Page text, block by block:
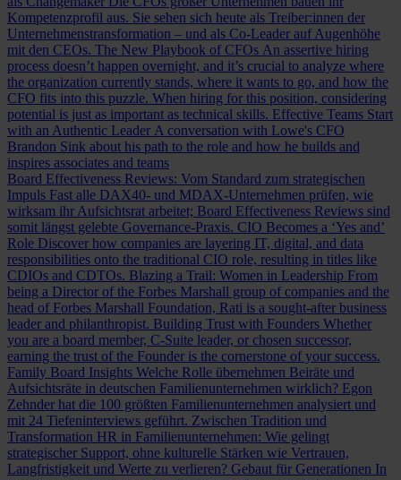
Kompetenzprofil aus. Sie sehen sich heute als Treiber:innen der
Unternehmenstransformation – und als Co-Leader auf Augenhöhe
mit den CEOs. The New Playbook of CFOs An assertive hiring
process doesn’t happen overnight, and it’s crucial to analyze where
the organization currently stands, where it wants to go, and how the
CFO fits into this puzzle. When hiring for this position, considering
potential is just as important as technical skills. Effective Teams Start
with an Authentic Leader A conversation with Lowe's CFO
Brandon Sink about his path to the role and how he builds and
inspires associates and teams
Board Effectiveness Reviews: Vom Standard zum strategischen
Impuls Fast alle DAX40- und MDAX-Unternehmen prüfen, wie
wirksam ihr Aufsichtsrat arbeitet; Board Effectiveness Reviews sind
somit längst gelebte Governance-Praxis. CIO Becomes a ‘Yes and’
Role Discover how companies are layering IT, digital, and data
responsibilities onto the traditional CIO role, resulting in titles like
CDIOs and CDTOs. Blazing a Trail: Women in Leadership From
being a Director of the Forbes Marshall group of companies and the
head of Forbes Marshall Foundation, Rati is a sought-after business
leader and philanthropist. Building Trust with Founders Whether
you are a board member, C-Suite leader, or chosen successor,
earning the trust of the Founder is the cornerstone of your success.
Family Board Insights Welche Rolle übernehmen Beiräte und
Aufsichtsräte in deutschen Familienunternehmen wirklich? Egon
Zehnder hat die 100 größten Familienunternehmen analysiert und
mit 24 Tiefeninterviews geführt. Zwischen Tradition und
Transformation HR in Familienunternehmen: Wie gelingt
strategischer Support, ohne kulturelle Stärken wie Vertrauen,
Langfristigkeit und Werte zu verlieren? Gebaut für Generationen In